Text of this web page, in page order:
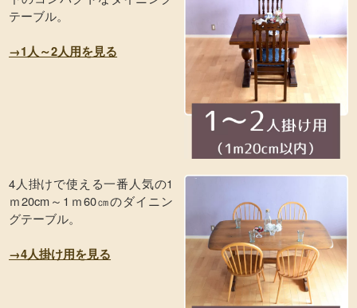
テーブル。
→1人～2人用を見る
4人掛けで使える一番人気の1
ｍ20cm～1ｍ60㎝のダイニン
グテーブル。
→4人掛け用を見る